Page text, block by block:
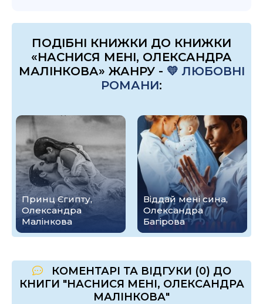
ПОДІБНІ КНИЖКИ ДО КНИЖКИ
«НАСНИСЯ МЕНІ, ОЛЕКСАНДРА
МАЛІНКОВА» ЖАНРУ - 💛 ЛЮБОВНІ
РОМАНИ:
Принц Єгипту,
Олександра
Малінкова
Віддай мені сина,
Олександра
Багірова
КОМЕНТАРІ ТА ВІДГУКИ (0) ДО
КНИГИ "НАСНИСЯ МЕНІ, ОЛЕКСАНДРА
МАЛІНКОВА"